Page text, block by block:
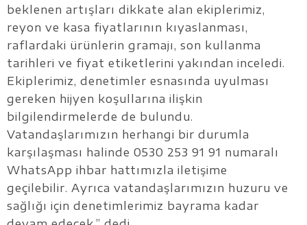
beklenen artışları dikkate alan ekiplerimiz,
reyon ve kasa fiyatlarının kıyaslanması,
raflardaki ürünlerin gramajı, son kullanma
tarihleri ve fiyat etiketlerini yakından inceledi.
Ekiplerimiz, denetimler esnasında uyulması
gereken hijyen koşullarına ilişkin
bilgilendirmelerde de bulundu.
Vatandaşlarımızın herhangi bir durumla
karşılaşması halinde 0530 253 91 91 numaralı
WhatsApp ihbar hattımızla iletişime
geçilebilir. Ayrıca vatandaşlarımızın huzuru ve
sağlığı için denetimlerimiz bayrama kadar